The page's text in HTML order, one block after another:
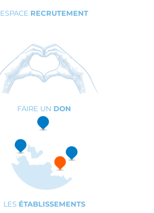
ESPACE RECRUTEMENT
FAIRE UN DON
LES ÉTABLISSEMENTS